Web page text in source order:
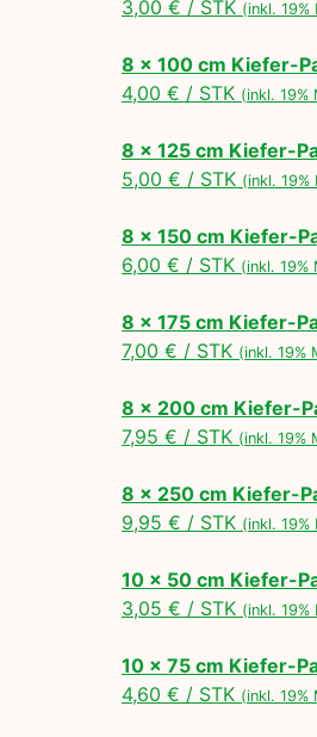
3,00 € / STK (inkl. 19%
8 x 100 cm Kiefer-
4,00 € / STK (inkl. 19%
8 x 125 cm Kiefer-
5,00 € / STK (inkl. 19%
8 x 150 cm Kiefer-
6,00 € / STK (inkl. 19%
8 x 175 cm Kiefer-
7,00 € / STK (inkl. 19%
8 x 200 cm Kiefer-
7,95 € / STK (inkl. 19%
8 x 250 cm Kiefer-
9,95 € / STK (inkl. 19%
10 x 50 cm Kiefer-
3,05 € / STK (inkl. 19%
10 x 75 cm Kiefer-
4,60 € / STK (inkl. 19%